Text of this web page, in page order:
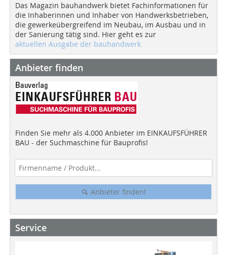
Das Magazin bauhandwerk bietet Fachinformationen für
die Inhaberinnen und Inhaber von Handwerksbetrieben,
die gewerkeübergreifend im Neubau, im Ausbau und in
der Sanierung tätig sind. Hier geht es zur
aktuellen Ausgabe der bauhandwerk
Anbieter finden
Finden Sie mehr als 4.000 Anbieter im EINKAUFSFÜHRER
BAU - der Suchmaschine für Bauprofis!
Anbieter finden!
Service